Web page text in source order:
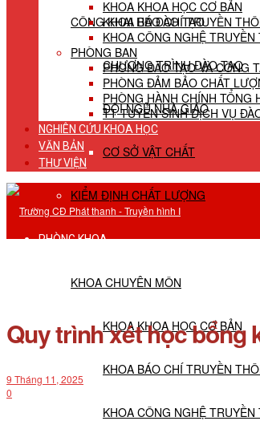
CÔNG KHAI HĐ ĐÀO TẠO
CHƯƠNG TRÌNH ĐÀO TẠO
ĐỘI NGŨ NHÀ GIÁO
CƠ SỞ VẬT CHẤT
KIỂM ĐỊNH CHẤT LƯỢNG
PHÒNG KHOA
KHOA CHUYÊN MÔN
KHOA KHOA HỌC CƠ BẢN
KHOA BÁO CHÍ TRUYỀN
KHOA CÔNG NGHỆ TRUYỀN
KHOA KHOA HỌC CƠ BẢN
KHOA BÁO CHÍ TRUYỀN
KHOA CÔNG NGHỆ TRUYỀN
PHÒNG BAN
PHÒNG ĐÀO TẠO VÀ CÔNG
PHÒNG ĐẢM BẢO CHẤT
PHÒNG HÀNH CHÍNH TỔNG
TT TUYỂN SINH DỊCH VỤ
NGHIÊN CỨU KHOA HỌC
VĂN BẢN
THƯ VIỆN
Quy trình xét học bổng
9 Tháng 11, 2025
0